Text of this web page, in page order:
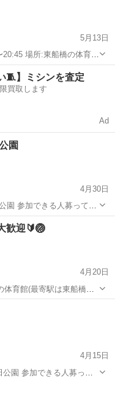
5月13日
でプレーしたい方、 ...
バスケ
🧵】ミシンを査定
買取します
Ad
園
4月30日
てま
ス発散にもなると思うの
ペース
歓迎🔰🏐
4月20日
育館(最寄駅は東船橋駅)
大の未経験者です🤣) 今
代がメインかと...
4月15日
募って